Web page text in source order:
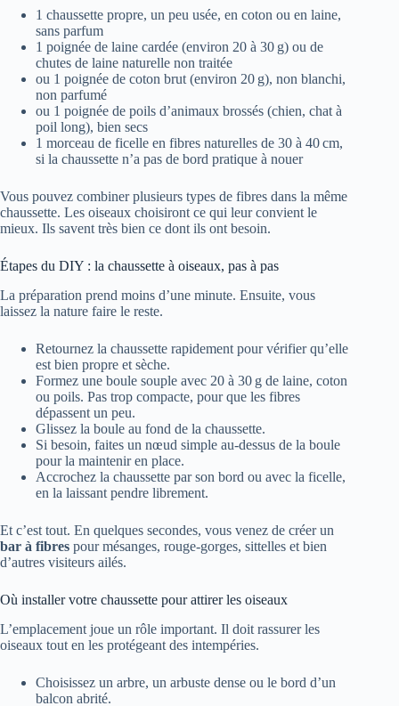
1 chaussette propre, un peu usée, en coton ou en laine,
sans parfum
1 poignée de laine cardée (environ 20 à 30 g) ou de
chutes de laine naturelle non traitée
ou 1 poignée de coton brut (environ 20 g), non blanchi,
non parfumé
ou 1 poignée de poils d’animaux brossés (chien, chat à
poil long), bien secs
1 morceau de ficelle en fibres naturelles de 30 à 40 cm,
si la chaussette n’a pas de bord pratique à nouer
Vous pouvez combiner plusieurs types de fibres dans la même
chaussette. Les oiseaux choisiront ce qui leur convient le
mieux. Ils savent très bien ce dont ils ont besoin.
Étapes du DIY : la chaussette à oiseaux, pas à pas
La préparation prend moins d’une minute. Ensuite, vous
laissez la nature faire le reste.
Retournez la chaussette rapidement pour vérifier qu’elle
est bien propre et sèche.
Formez une boule souple avec 20 à 30 g de laine, coton
ou poils. Pas trop compacte, pour que les fibres
dépassent un peu.
Glissez la boule au fond de la chaussette.
Si besoin, faites un nœud simple au-dessus de la boule
pour la maintenir en place.
Accrochez la chaussette par son bord ou avec la ficelle,
en la laissant pendre librement.
Et c’est tout. En quelques secondes, vous venez de créer un
bar à fibres pour mésanges, rouge-gorges, sittelles et bien
d’autres visiteurs ailés.
Où installer votre chaussette pour attirer les oiseaux
L’emplacement joue un rôle important. Il doit rassurer les
oiseaux tout en les protégeant des intempéries.
Choisissez un arbre, un arbuste dense ou le bord d’un
balcon abrité.